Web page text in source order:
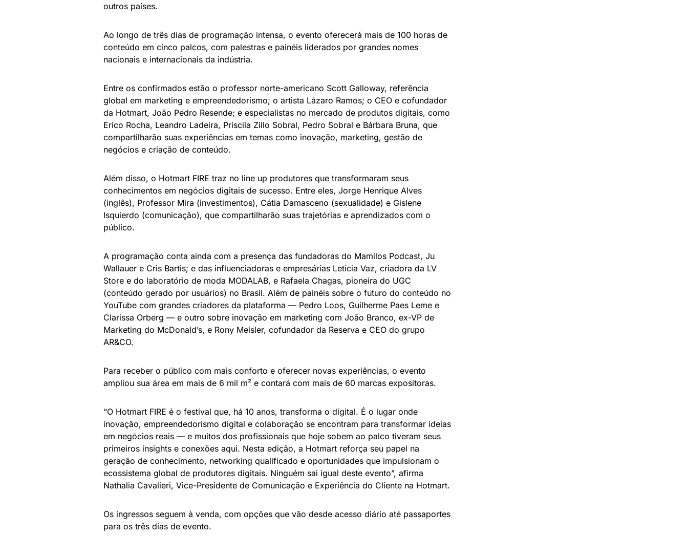
outros países.
Ao longo de três dias de programação intensa, o evento oferecerá mais de 100 horas de
conteúdo em cinco palcos, com palestras e painéis liderados por grandes nomes
nacionais e internacionais da indústria.
Entre os confirmados estão o professor norte-americano Scott Galloway, referência
global em marketing e empreendedorismo; o artista Lázaro Ramos; o CEO e cofundador
da Hotmart, João Pedro Resende; e especialistas no mercado de produtos digitais, como
Erico Rocha, Leandro Ladeira, Priscila Zillo Sobral, Pedro Sobral e Bárbara Bruna, que
compartilharão suas experiências em temas como inovação, marketing, gestão de
negócios e criação de conteúdo.
Além disso, o Hotmart FIRE traz no line up produtores que transformaram seus
conhecimentos em negócios digitais de sucesso. Entre eles, Jorge Henrique Alves
(inglês), Professor Mira (investimentos), Cátia Damasceno (sexualidade) e Gislene
Isquierdo (comunicação), que compartilharão suas trajetórias e aprendizados com o
público.
A programação conta ainda com a presença das fundadoras do Mamilos Podcast, Ju
Wallauer e Cris Bartis; e das influenciadoras e empresárias Letícia Vaz, criadora da LV
Store e do laboratório de moda MODALAB, e Rafaela Chagas, pioneira do UGC
(conteúdo gerado por usuários) no Brasil. Além de painéis sobre o futuro do conteúdo no
YouTube com grandes criadores da plataforma — Pedro Loos, Guilherme Paes Leme e
Clarissa Orberg — e outro sobre inovação em marketing com João Branco, ex-VP de
Marketing do McDonald’s, e Rony Meisler, cofundador da Reserva e CEO do grupo
AR&CO.
Para receber o público com mais conforto e oferecer novas experiências, o evento
ampliou sua área em mais de 6 mil m² e contará com mais de 60 marcas expositoras.
“O Hotmart FIRE é o festival que, há 10 anos, transforma o digital. É o lugar onde
inovação, empreendedorismo digital e colaboração se encontram para transformar ideias
em negócios reais — e muitos dos profissionais que hoje sobem ao palco tiveram seus
primeiros insights e conexões aqui. Nesta edição, a Hotmart reforça seu papel na
geração de conhecimento, networking qualificado e oportunidades que impulsionam o
ecossistema global de produtores digitais. Ninguém sai igual deste evento”, afirma
Nathalia Cavalieri, Vice-Presidente de Comunicação e Experiência do Cliente na Hotmart.
Os ingressos seguem à venda, com opções que vão desde acesso diário até passaportes
para os três dias de evento.